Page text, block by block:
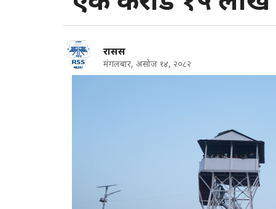
रासस
मंगलबार, असोज १४, २०८२